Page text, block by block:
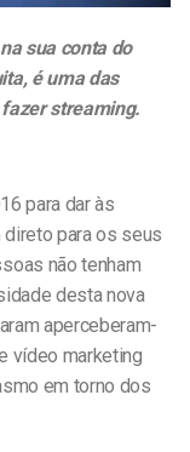
sua conta do
é uma das
streaming.
para dar às
para os seus
não tenham
desta nova
aperceberam-
vídeo marketing
em torno dos